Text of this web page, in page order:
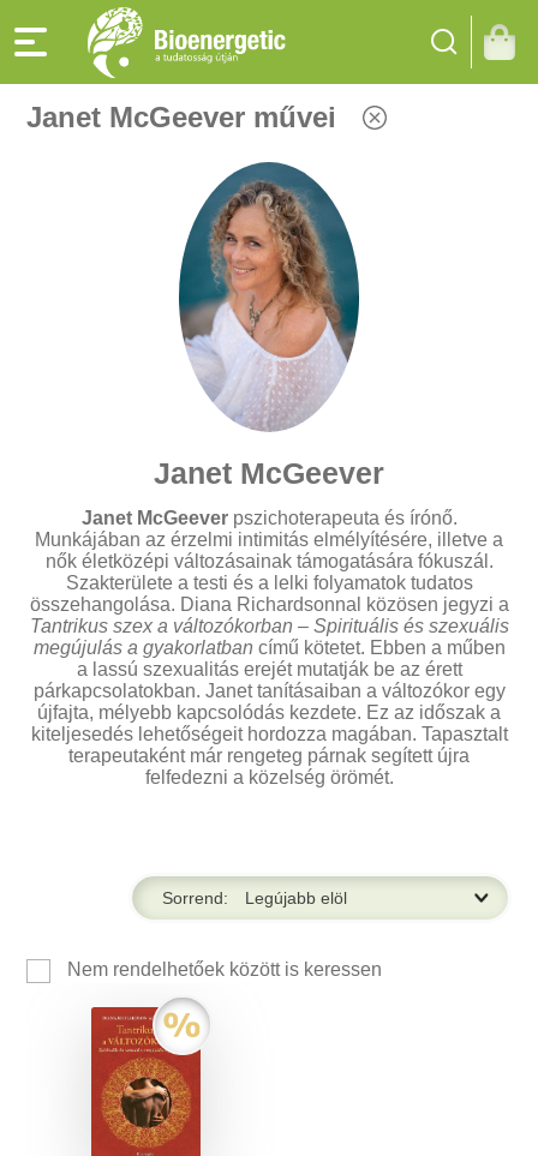
Janet McGeever művei
Janet McGeever
Janet McGeeverpszichoterapeuta és írónő.
Munkájában az érzelmi intimitás elmélyítésére, illetve a
nők életközépi változásainak támogatására fókuszál.
Szakterülete a testi és a lelki folyamatok tudatos
összehangolása. Diana Richardsonnal közösen jegyzi a
Tantrikus szex a változókorban – Spirituális és szexuális
megújulás a gyakorlatban című kötetet. Ebben a műben
a lassú szexualitás erejét mutatják be az érett
párkapcsolatokban. Janet tanításaiban a változókor egy
újfajta, mélyebb kapcsolódás kezdete. Ez az időszak a
kiteljesedés lehetőségeit hordozza magában. Tapasztalt
terapeutaként már rengeteg párnak segített újra
felfedezni a közelség örömét.
Sorrend:
Nem rendelhetőek között is keressen